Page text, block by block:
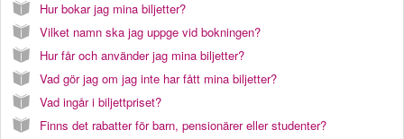
Hur bokar jag mina biljetter?
Vilket namn ska jag uppge vid bokningen?
Hur får och använder jag mina biljetter?
Vad gör jag om jag inte har fått mina biljetter?
Vad ingår i biljettpriset?
Finns det rabatter för barn, pensionärer eller studenter?